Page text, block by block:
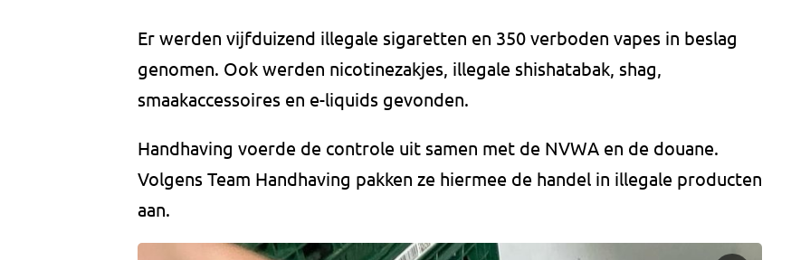
Er werden vijfduizend illegale sigaretten en 350 verboden vapes in beslag
genomen. Ook werden nicotinezakjes, illegale shishatabak, shag,
smaakaccessoires en e-liquids gevonden.
Handhaving voerde de controle uit samen met de NVWA en de douane.
Volgens Team Handhaving pakken ze hiermee de handel in illegale producten
aan.